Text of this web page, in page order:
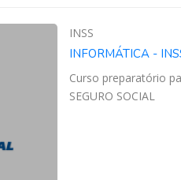
INSS
INFORMÁTICA -
Curso preparatório
SEGURO SOCIAL